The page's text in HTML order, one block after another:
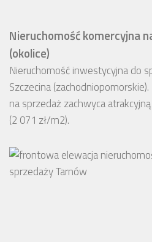
Nieruchomość komercyjna
(okolice)
Nieruchomość inwestycyjna do
Szczecina
na sprzedaż zachwyca
(2 071 zł/m2).